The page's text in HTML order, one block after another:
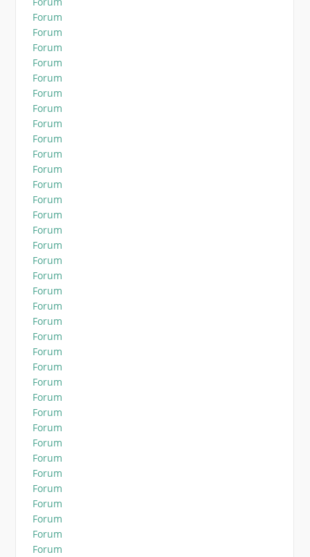
Forum
Forum
Forum
Forum
Forum
Forum
Forum
Forum
Forum
Forum
Forum
Forum
Forum
Forum
Forum
Forum
Forum
Forum
Forum
Forum
Forum
Forum
Forum
Forum
Forum
Forum
Forum
Forum
Forum
Forum
Forum
Forum
Forum
Forum
Forum
Forum